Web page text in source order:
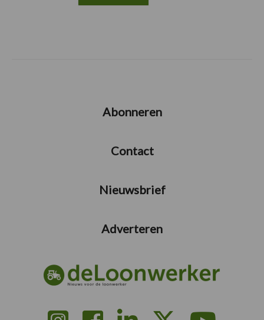
Abonneren
Contact
Nieuwsbrief
Adverteren